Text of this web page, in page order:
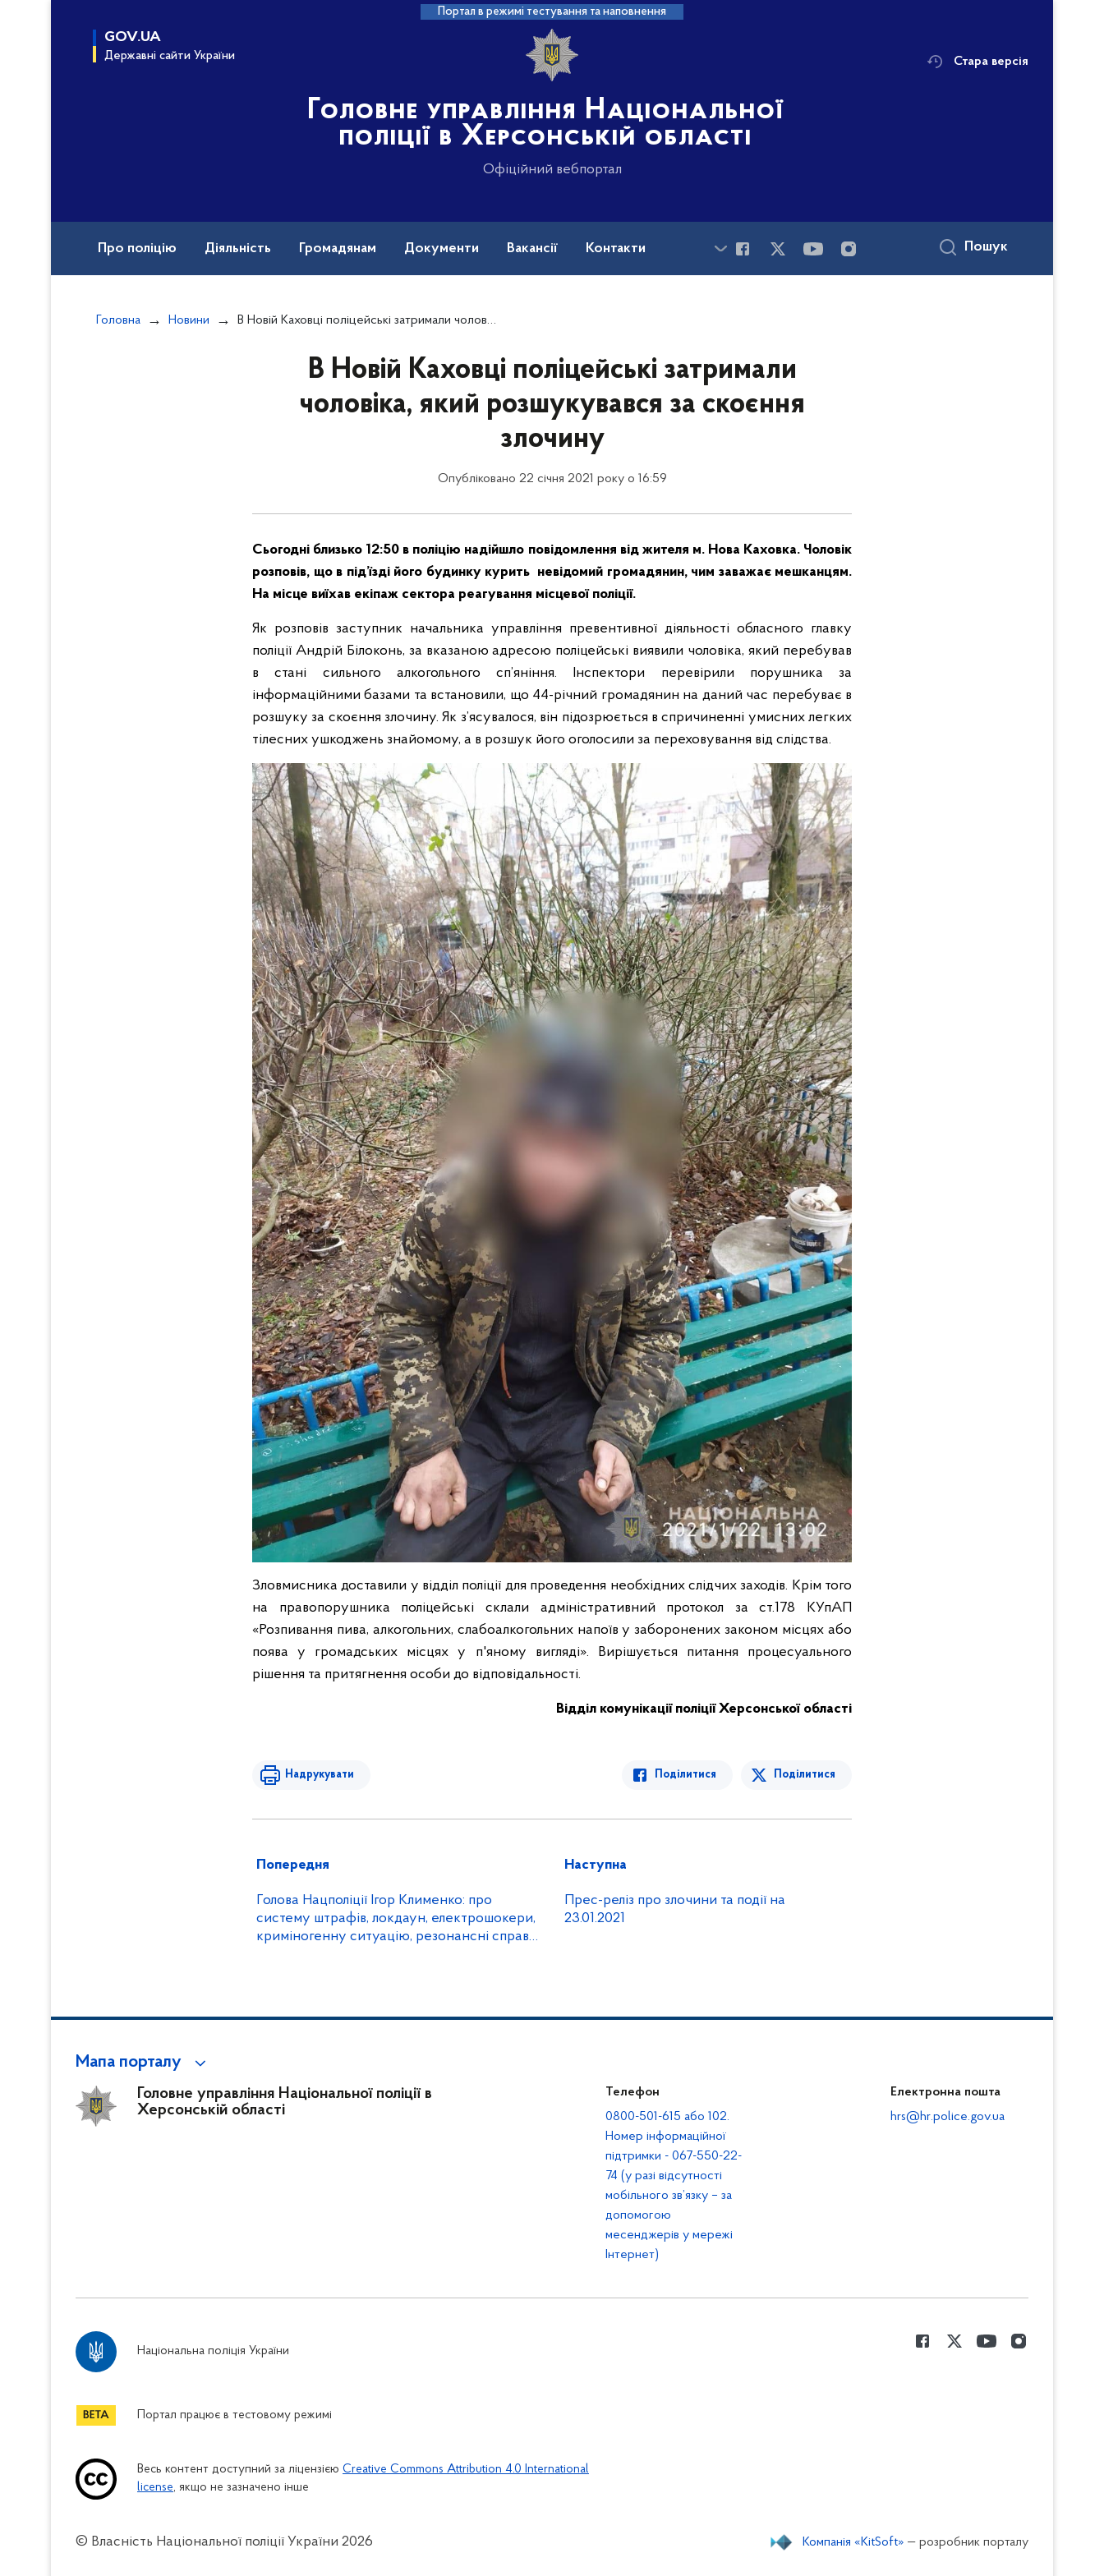
Портал в режимі тестування та наповнення
GOV.UA
Державні сайти України
Головне управління Національної
поліції в Херсонській області
Офіційний вебпортал
Стара версія
Про поліцію Діяльність Громадянам Документи Вакансії Контакти Пошук
Головна Новини В Новій Каховці поліцейські затримали чоловіка, який розшукувався за скоєння злочину
В Новій Каховці поліцейські затримали
чоловіка, який розшукувався за скоєння
злочину
Опубліковано 22 січня 2021 року о 16:59
Сьогодні близько 12:50 в поліцію надійшло повідомлення від жителя м. Нова Каховка. Чоловік
розповів, що в під’їзді його будинку курить невідомий громадянин, чим заважає мешканцям.
На місце виїхав екіпаж сектора реагування місцевої поліції.
Як розповів заступник начальника управління превентивної діяльності обласного главку
поліції Андрій Білоконь, за вказаною адресою поліцейські виявили чоловіка, який перебував
в стані сильного алкогольного сп’яніння. Інспектори перевірили порушника за
інформаційними базами та встановили, що 44-річний громадянин на даний час перебуває в
розшуку за скоєння злочину. Як з’ясувалося, він підозрюється в спричиненні умисних легких
тілесних ушкоджень знайомому, а в розшук його оголосили за переховування від слідства.
Зловмисника доставили у відділ поліції для проведення необхідних слідчих заходів. Крім того
на правопорушника поліцейські склали адміністративний протокол за ст.178 КУпАП
«Розпивання пива, алкогольних, слабоалкогольних напоїв у заборонених законом місцях або
поява у громадських місцях у п'яному вигляді». Вирішується питання процесуального
рішення та притягнення особи до відповідальності.
Відділ комунікації поліції Херсонської області
Надрукувати Поділитися Поділитися
Попередня
Голова Нацполіції Ігор Клименко: про
систему штрафів, локдаун, електрошокери,
криміногенну ситуацію, резонансні справи,
Наступна
Прес-реліз про злочини та події на
23.01.2021
Мапа порталу
Головне управління Національної поліції в
Херсонській області
Телефон
0800-501-615 або 102.
Номер інформаційної
підтримки - 067-550-22-
74 (у разі відсутності
мобільного зв’язку – за
допомогою
месенджерів у мережі
Інтернет)
Електронна пошта
hrs@hr.police.gov.ua
Національна поліція України
Портал працює в тестовому режимі
Весь контент доступний за ліцензією Creative Commons Attribution 4.0 International
license, якщо не зазначено інше
© Власність Національної поліції України 2026 Компанія «KitSoft» — розробник порталу